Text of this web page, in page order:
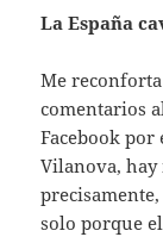
La España
Me
comentarios
Facebook
Vilanova, hay
solo porque